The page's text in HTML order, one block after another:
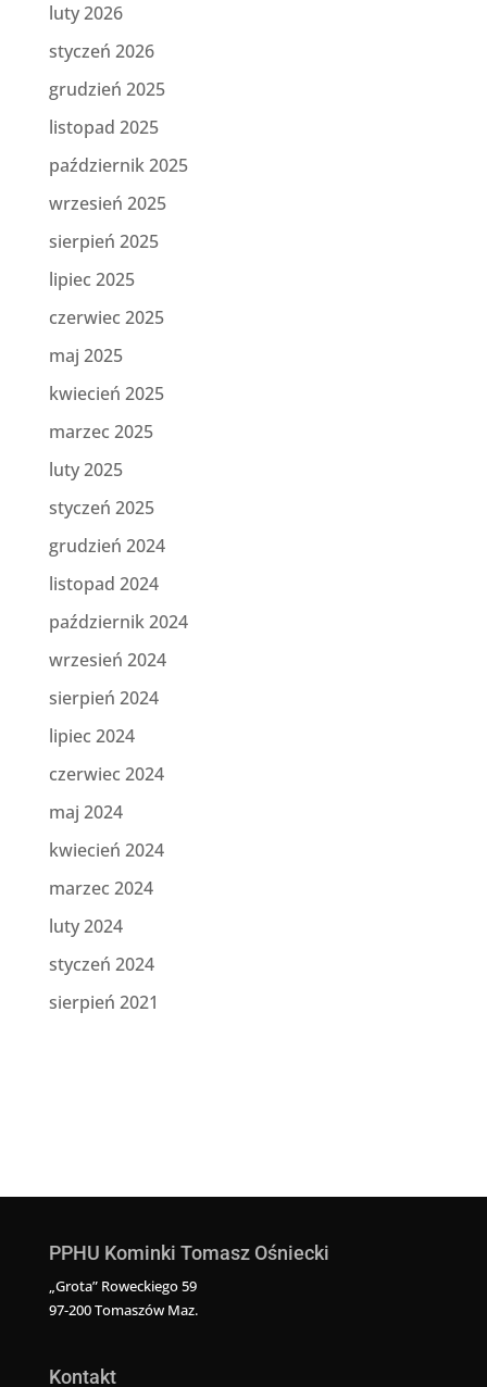
luty 2026
styczeń 2026
grudzień 2025
listopad 2025
październik 2025
wrzesień 2025
sierpień 2025
lipiec 2025
czerwiec 2025
maj 2025
kwiecień 2025
marzec 2025
luty 2025
styczeń 2025
grudzień 2024
listopad 2024
październik 2024
wrzesień 2024
sierpień 2024
lipiec 2024
czerwiec 2024
maj 2024
kwiecień 2024
marzec 2024
luty 2024
styczeń 2024
sierpień 2021
PPHU Kominki Tomasz Ośniecki
„Grota” Roweckiego 59
97-200 Tomaszów Maz.
Kontakt